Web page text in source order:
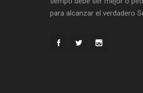
para alcanzar el verdadero